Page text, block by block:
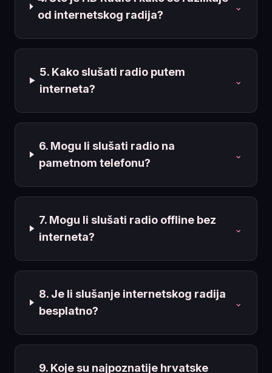
od internetskog radija?
⌄
5. Kako slušati radio putem
interneta?
⌄
6. Mogu li slušati radio na
pametnom telefonu?
⌄
7. Mogu li slušati radio offline bez
interneta?
⌄
8. Je li slušanje internetskog radija
besplatno?
⌄
9. Koje su najpoznatije hrvatske